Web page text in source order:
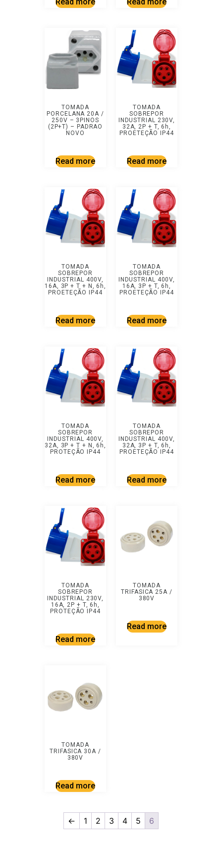
TOMADA
PORCELANA 20A /
250V – 3PINOS
(2P+T) – PADRAO
NOVO
Read more
TOMADA
SOBREPOR
INDUSTRIAL 230V,
32A, 2P + T, 6h,
PROETEÇÃO IP44
Read more
TOMADA
SOBREPOR
INDUSTRIAL 400V,
16A, 3P + T + N, 6h,
PROETEÇÃO IP44
Read more
TOMADA
SOBREPOR
INDUSTRIAL 400V,
16A, 3P + T, 6h,
PROETEÇÃO IP44
Read more
TOMADA
SOBREPOR
INDUSTRIAL 400V,
32A, 3P + T + N, 6h,
PROTEÇÃO IP44
Read more
TOMADA
SOBREPOR
INDUSTRIAL 400V,
32A, 3P + T, 6h,
PROETEÇÃO IP44
Read more
TOMADA
SOBREPOR
INDUSTRIAL 230V,
16A, 2P + T, 6h,
PROTEÇÃO IP44
Read more
TOMADA
TRIFASICA 25A /
380V
Read more
TOMADA
TRIFASICA 30A /
380V
Read more
← 1 2 3 4 5 6